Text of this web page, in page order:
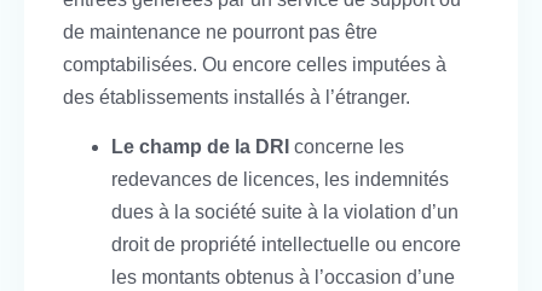
de maintenance ne pourront pas être
comptabilisées. Ou encore celles imputées à
des établissements installés à l’étranger.
Le champ de la DRI concerne les
redevances de licences, les indemnités
dues à la société suite à la violation d’un
droit de propriété intellectuelle ou encore
les montants obtenus à l’occasion d’une